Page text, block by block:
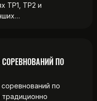
ТР1, ТР2 и
ПО
по